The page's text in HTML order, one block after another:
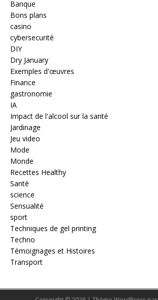
Banque
Bons plans
casino
cybersecurité
DIY
Dry January
Exemples d'œuvres
Finance
gastronomie
IA
Impact de l'alcool sur la santé
Jardinage
Jeu video
Mode
Monde
Recettes Healthy
Santé
science
Sensualité
sport
Techniques de gel printing
Techno
Témoignages et Histoires
Transport